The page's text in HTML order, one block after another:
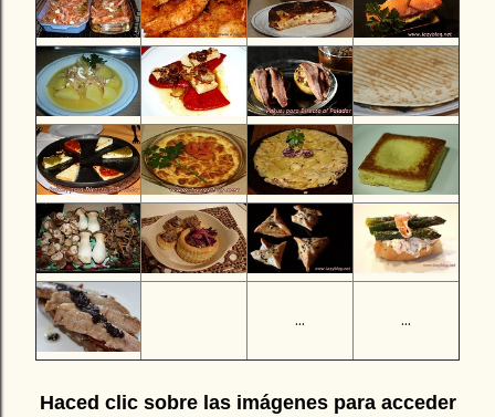
... ...
Haced clic sobre las imágenes para acceder